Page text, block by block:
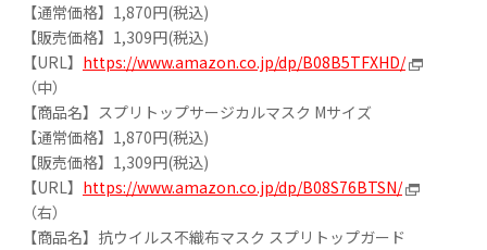
【通常価格】1,870円(税込)
【販売価格】1,309円(税込)
【URL】 https://www.amazon.co.jp/dp/B08B5TFXHD/
（中）
【商品名】スプリトップサージカルマスク Mサイズ
【通常価格】1,870円(税込)
【販売価格】1,309円(税込)
【URL】 https://www.amazon.co.jp/dp/B08S76BTSN/
（右）
【商品名】抗ウイルス不織布マスク スプリトップガード